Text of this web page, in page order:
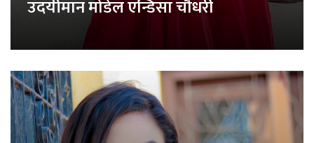
उदयीमान मोडेल एन्डिसा चौधरी